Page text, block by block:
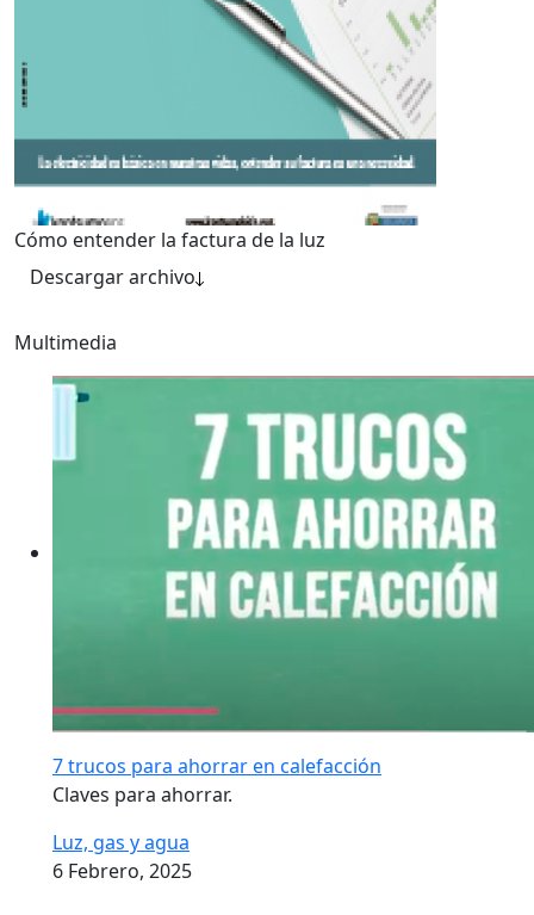
Cómo entender la factura de la luz
Descargar archivo
Multimedia
7 trucos para ahorrar en calefacción
Claves para ahorrar.
Luz, gas y agua
6 Febrero, 2025